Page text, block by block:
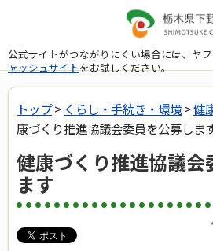
公式サイトがつながりにくい場合には、ヤ
ャッシュサイトをお試しください。
トップ> くらし・手続き・環境>健
康づくり推進協議会委員を公募しま
健康づくり推進協議会
ます